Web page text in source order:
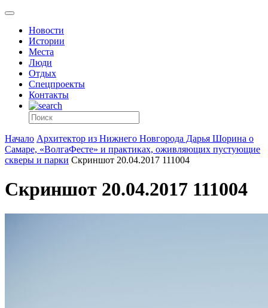
Новости
Истории
Места
Люди
Отдых
Спецпроекты
Контакты
Начало Архитектор из Нижнего Новгорода Дарья Шорина о
Самаре, «ВолгаФесте» и практиках, оживляющих пустующие
скверы и парки Скриншот 20.04.2017 111004
Скриншот 20.04.2017 111004